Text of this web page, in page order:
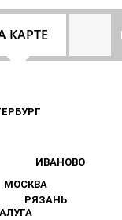
МОСКВА
ИВАНОВО
РЯЗАНЬ
МОСКВА
ИВАНОВО
РЯЗАНЬ
КАРТЕ